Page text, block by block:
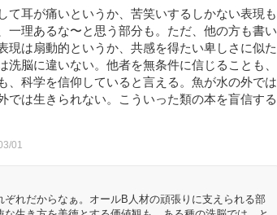
て耳が痛いというか、苦笑いするしかない表現も
一理あるな〜と思う部分も。ただ、他の方も書い
現は扇動的というか、共感を得たい卑しさに似た
脳に違いない。他者を無条件に信じることも、
、科学を信仰していると言える。魚が水の外では
では生きられない。こういった類の本を盲信する
01
れだからなぁ。オールB人材の頑張りに支えられる部